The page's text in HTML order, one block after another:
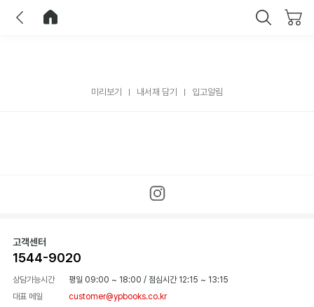
미리보기 내서재 담기 입고알림
고객센터
1544-9020
상담가능시간 평일 09:00 ~ 18:00 / 점심시간 12:15 ~ 13:15
대표 메일
customer@ypbooks.co.kr